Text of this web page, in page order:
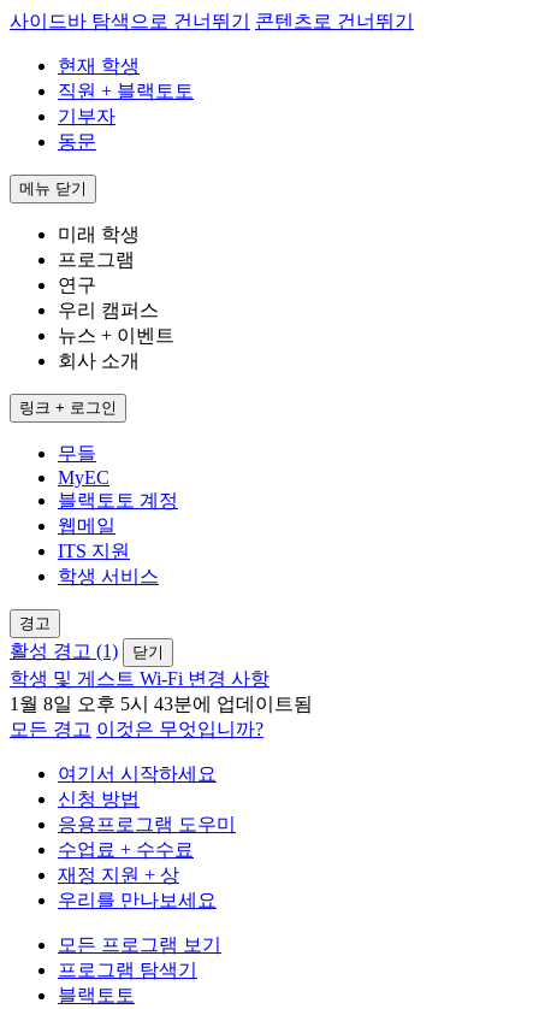
사이드바 탐색으로 건너뛰기 콘텐츠로 건너뛰기
현재 학생
직원 + 블랙토토
기부자
동문
메뉴 닫기
미래 학생
프로그램
연구
우리 캠퍼스
뉴스 + 이벤트
회사 소개
링크 + 로그인
무들
MyEC
블랙토토 계정
웹메일
ITS 지원
학생 서비스
경고
활성 경고 (1) 닫기
학생 및 게스트 Wi-Fi 변경 사항
1월 8일 오후 5시 43분에 업데이트됨
모든 경고 이것은 무엇입니까?
여기서 시작하세요
신청 방법
응용프로그램 도우미
수업료 + 수수료
재정 지원 + 상
우리를 만나보세요
모든 프로그램 보기
프로그램 탐색기
블랙토토